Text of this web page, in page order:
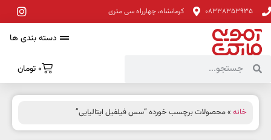
08338353935 کرمانشاه، چهارراه سی متری
دسته بندی ها
0 تومان
خانه » محصولات برچسب خورده “سس فیلفیل ایتالیایی”